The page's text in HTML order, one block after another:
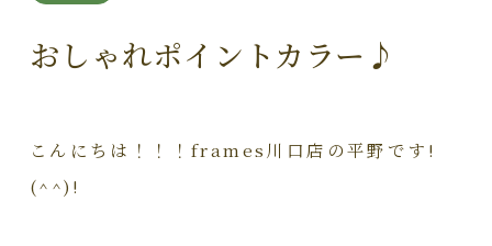
おしゃれポイントカラー♪
こんにちは！！！frames川口店の平野です!
(^^)!